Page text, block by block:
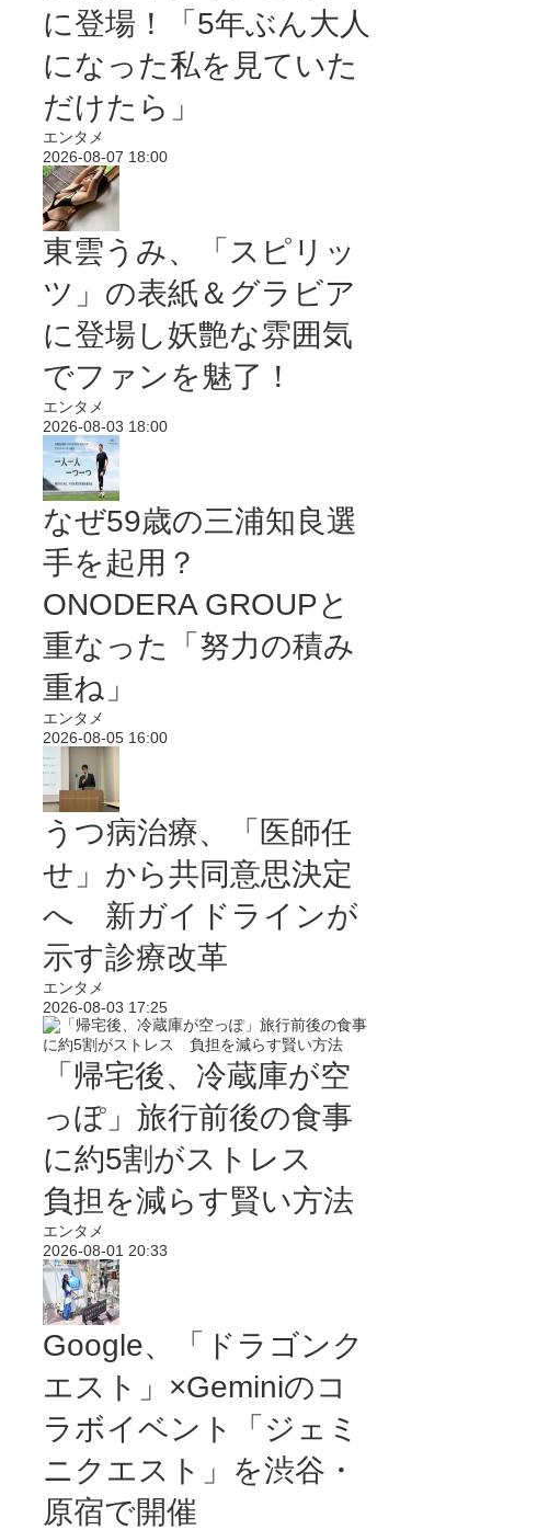
に登場！「5年ぶん大人
になった私を見ていた
だけたら」
エンタメ
2026-08-07 18:00
東雲うみ、「スピリッ
ツ」の表紙＆グラビア
に登場し妖艶な雰囲気
でファンを魅了！
エンタメ
2026-08-03 18:00
なぜ59歳の三浦知良選
手を起用？
ONODERA GROUPと
重なった「努力の積み
重ね」
エンタメ
2026-08-05 16:00
うつ病治療、「医師任
せ」から共同意思決定
へ 新ガイドラインが
示す診療改革
エンタメ
2026-08-03 17:25
「帰宅後、冷蔵庫が空
っぽ」旅行前後の食事
に約5割がストレス
負担を減らす賢い方法
エンタメ
2026-08-01 20:33
Google、「ドラゴンク
エスト」×Geminiのコ
ラボイベント「ジェミ
ニクエスト」を渋谷・
原宿で開催